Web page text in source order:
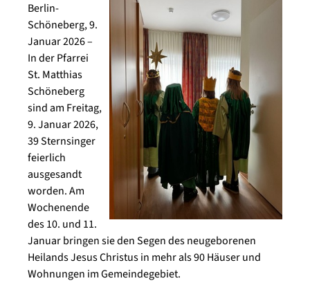
Berlin-
Schöneberg, 9.
Januar 2026–
In der Pfarrei
St. Matthias
Schöneberg
sind am Freitag,
9. Januar 2026,
39 Sternsinger
feierlich
ausgesandt
worden. Am
Wochenende
des 10. und 11.
Januar bringen sie den Segen des neugeborenen
Heilands Jesus Christus in mehr als 90 Häuser und
Wohnungen im Gemeindegebiet.